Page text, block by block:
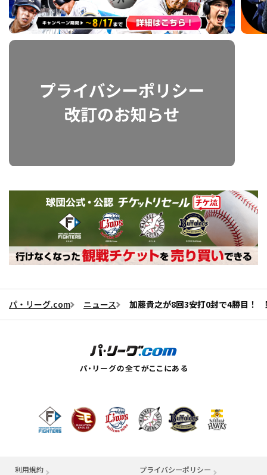
パ・リーグ.com ニュース 加藤貴之が8回3安打0封で4勝目！
利用規約 プライバシーポリシー